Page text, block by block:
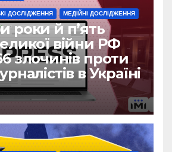
ДОСЛІДЖЕННЯ МЕДІЙНІ ДОСЛІДЖЕННЯ
роки й п’ять
війни РФ
злочинів проти
в Україні